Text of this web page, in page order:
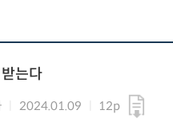
는다
2024.01.09 12p